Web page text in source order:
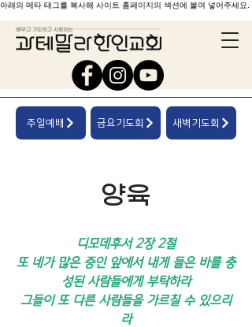
아래의 메타 태그를 복사해 사이트 홈페이지의 섹션에 붙여 넣어주세요.
주일예배 금요기도회 새벽기도회
양육
디모데후서 2장 2절
또 네가 많은 증인 앞에서 내게 들은 바를 충
성된 사람들에게 부탁하라
그들이 또 다른 사람들을 가르칠 수 있으리
라